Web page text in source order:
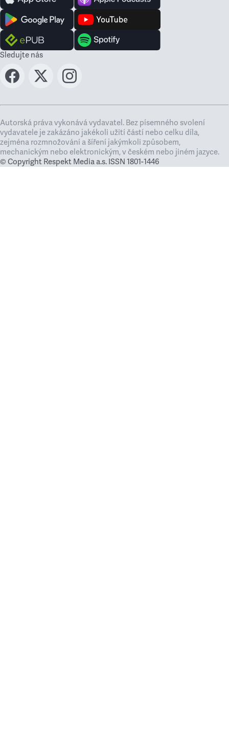
Sledujte nás
Autorská práva vykonává vydavatel. Bez písemného svolení
vydavatele je zakázáno jakékoli užití částí nebo celku díla,
zejména rozmnožování a šíření jakýmkoli způsobem,
mechanickým nebo elektronickým, v českém nebo jiném jazyce.
© Copyright Respekt Media a.s. ISSN 1801-1446